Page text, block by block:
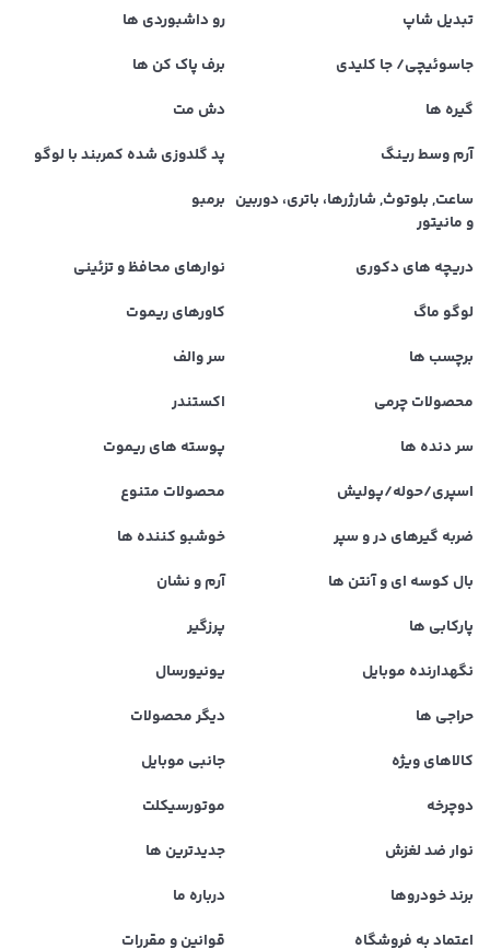
تبدیل شاپ
رو داشبوردی ها
جاسوئیچی/ جا کلیدی
برف پاک کن ها
گیره ها
دش مت
آرم وسط رینگ
پد گلدوزی شده کمربند با لوگو
ساعت, بلوتوث, شارژرها، باتری، دوربین
و مانیتور
برمبو
دریچه های دکوری
نوارهای محافظ و تزئینی
لوگو ماگ
کاورهای ریموت
برچسب ها
سر والف
محصولات چرمی
اکستندر
سر دنده ها
پوسته های ریموت
اسپری/حوله/پولیش
محصولات متنوع
ضربه گیرهای در و سپر
خوشبو کننده ها
بال کوسه ای و آنتن ها
آرم و نشان
پارکابی ها
پرزگیر
نگهدارنده موبایل
یونیورسال
حراجی ها
دیگر محصولات
کالاهای ویژه
جانبی موبایل
دوچرخه
موتورسیکلت
نوار ضد لغزش
جدیدترین ها
برند خودروها
درباره ما
اعتماد به فروشگاه
قوانین و مقررات